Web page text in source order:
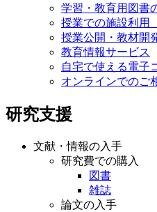
学習・教育用図書
授業での施設利用
授業公開・教材開
教育情報サービス
自宅で使える電子
オンラインでのご
研究支援
文献・情報の入手
研究費での購入
図書
雑誌
論文の入手